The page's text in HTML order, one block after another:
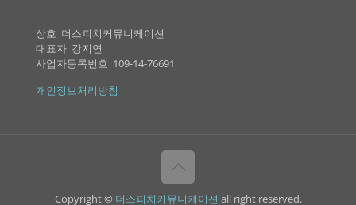
상호 더스피치커뮤니케이션
대표자 강지연
사업자등록번호 109-14-76691
개인정보처리방침
Copyright © 더스피치커뮤니케이션 all right reserved.